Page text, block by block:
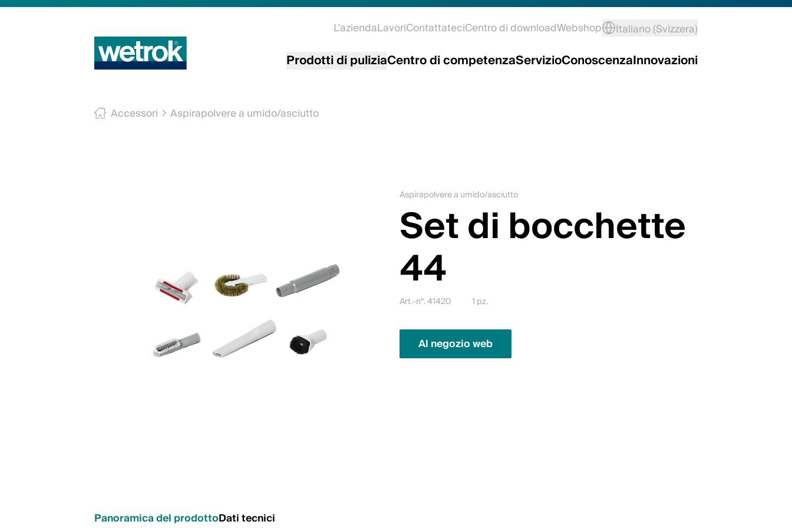
L'aziendaLavoriContattateciCentro di downloadWebshop Italiano (Svizzera)
Prodotti di puliziaCentro di competenzaServizioConoscenzaInnovazioni
Accessori Aspirapolvere a umido/asciutto
Aspirapolvere a umido/asciutto
Set di bocchette
44
Art.-n°. 41420 1 pz.
Al negozio web
Panoramica del prodottoDati tecnici